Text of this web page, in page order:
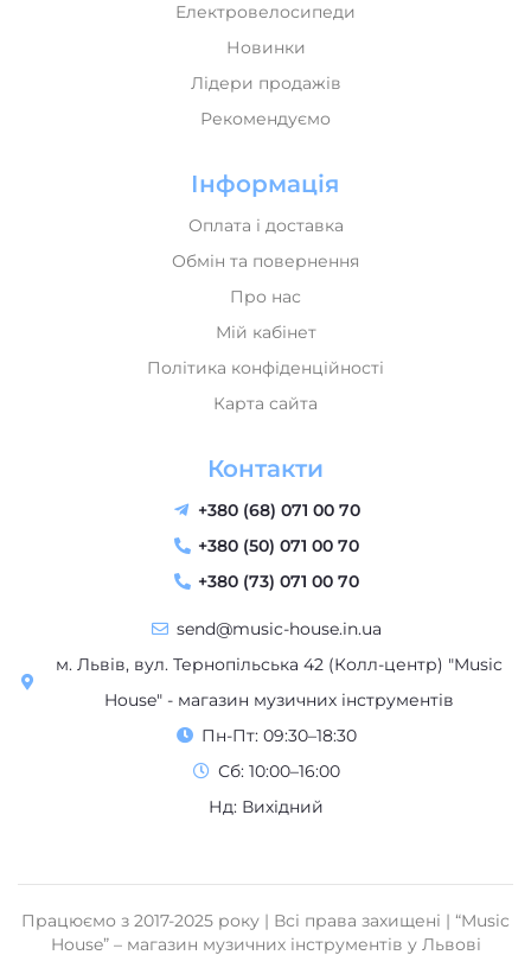
Електровелосипеди
Новинки
Лідери продажів
Рекомендуємо
Інформація
Оплата і доставка
Обмін та повернення
Про нас
Мій кабінет
Політика конфіденційності
Карта сайта
Контакти
+380 (68) 071 00 70
+380 (50) 071 00 70
+380 (73) 071 00 70
send@music-house.in.ua
м. Львів, вул. Тернопільська 42 (Колл-центр) "Music
House" - магазин музичних інструментів
Пн-Пт: 09:30–18:30
Сб: 10:00–16:00
Нд: Вихідний
Працюємо з 2017-2025 року | Всі права захищені | “Music
House” – магазин музичних інструментів у Львові